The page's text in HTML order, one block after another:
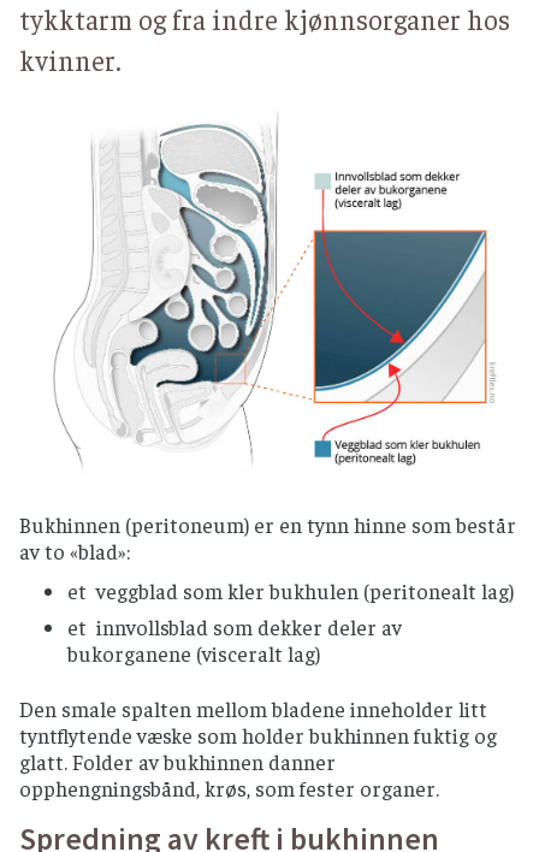
tykktarm og fra indre kjønnsorganer hos
kvinner.
Bukhinnen (peritoneum) er en tynn hinne som består
av to «blad»:
et veggblad som kler bukhulen (peritonealt lag)
et innvollsblad som dekker deler av
bukorganene (visceralt lag)
Den smale spalten mellom bladene inneholder litt
tyntflytende væske som holder bukhinnen fuktig og
glatt. Folder av bukhinnen danner
opphengningsbånd, krøs, som fester organer.
Spredning av kreft i bukhinnen